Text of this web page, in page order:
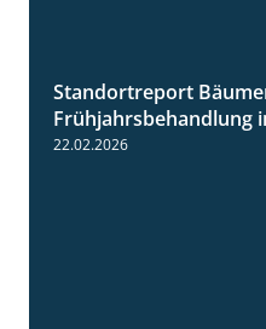
Standortreport
Frühjahrsbehandlung
22.02.2026